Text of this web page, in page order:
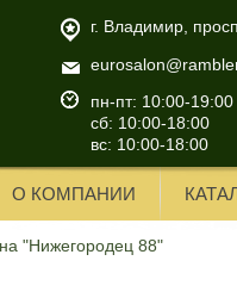
г. Владимир,
пн-пт: 10:00-19:00
сб: 10:00-18:00
вс: 10:00-18:00
О КОМПАНИИ
"Нижегородец 88"